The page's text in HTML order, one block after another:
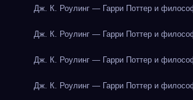
Дж. К. Роулинг — Гарри Поттер и
Дж. К. Роулинг — Гарри Поттер и
Дж. К. Роулинг — Гарри Поттер и
Дж. К. Роулинг — Гарри Поттер и